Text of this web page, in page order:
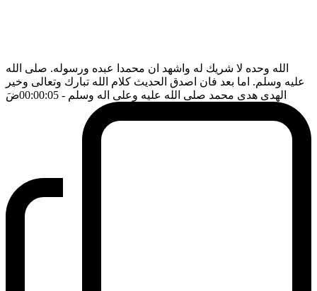
الله وحده لا شريك له واشهد ان محمدا عبده ورسوله. صلى الله
عليه وسلم. اما بعد فان اصدق الحديث كلام الله تبارك وتعالى وخير
الهدى هدى محمد صلى الله عليه وعلى اله وسلم - 00:00:05 ضَ